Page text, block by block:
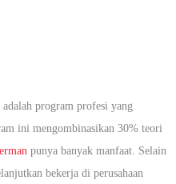
program profesi yang
ini mengombinasikan 30% teori
punya banyak manfaat. Selain
bekerja di perusahaan